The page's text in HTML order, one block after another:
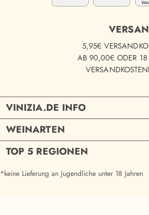
5,95€
AB 90,00€ ODER 18
VINIZIA.DE INFO
WEINARTEN
TOP 5 REGIONEN
*keine Lieferung an Jugendliche unter 18 Jahren